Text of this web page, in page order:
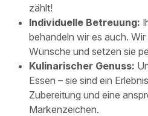
zählt!
Individuelle Betreuung:
behandeln wir es auch.
Wünsche und setzen sie
Kulinarischer Genuss:
Essen – sie sind ein
Zubereitung und eine
Markenzeichen.